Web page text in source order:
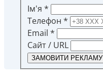
Ім'я *
Телефон *
Email *
Сайт / URL
ЗАМОВИТИ РЕКЛАМУ